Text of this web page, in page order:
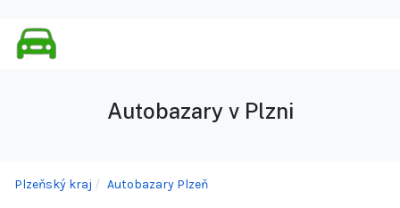
Autobazary v Plzni
Plzeňský kraj Autobazary Plzeň